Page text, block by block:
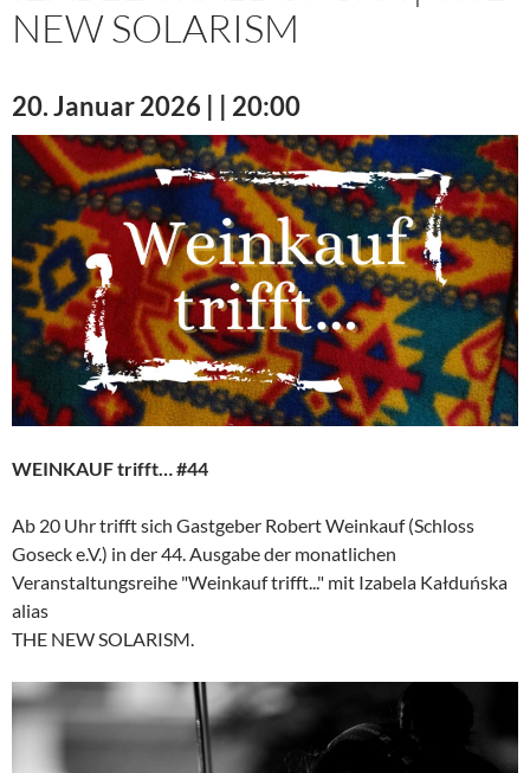
NEW SOLARISM
20. Januar 2026 | | 20:00
WEINKAUF trifft… #44
Ab 20 Uhr trifft sich Gastgeber Robert Weinkauf (Schloss
Goseck e.V.) in der 44. Ausgabe der monatlichen
Veranstaltungsreihe "Weinkauf trifft..." mit Izabela Kałduńska
alias
THE NEW SOLARISM.